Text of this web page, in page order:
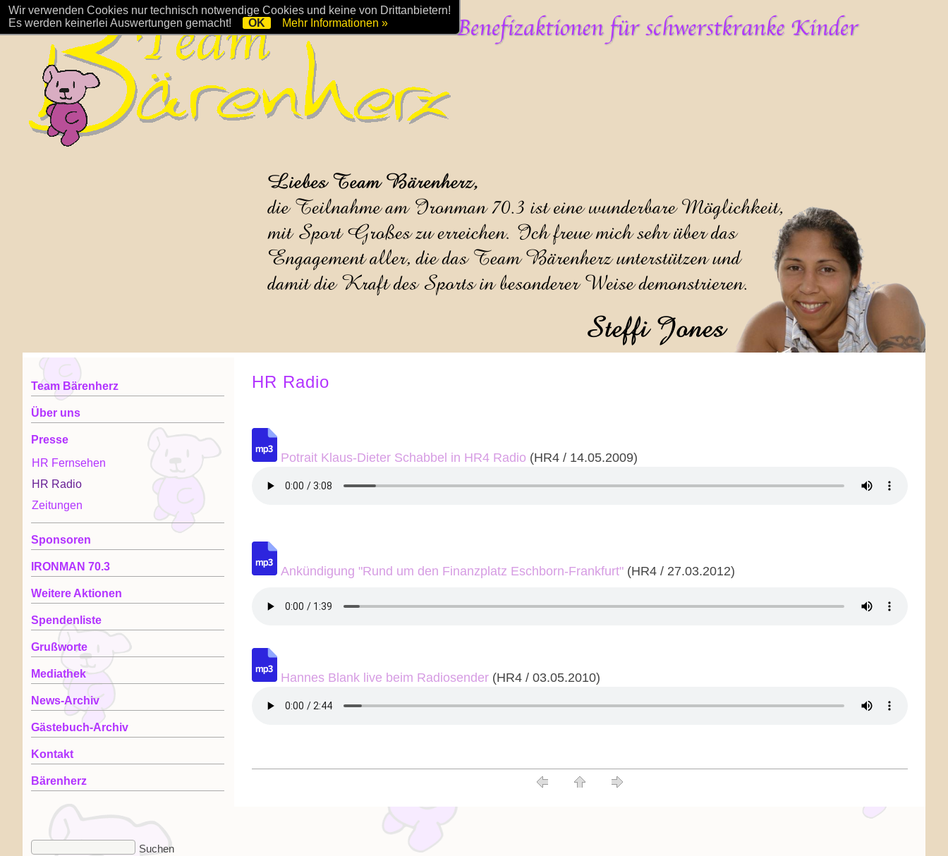
HR Radio
Potrait Klaus-Dieter Schabbel in HR4 Radio (HR4 / 14.05.2009)
Ankündigung "Rund um den Finanzplatz Eschborn-Frankfurt" (HR4 / 27.03.2012)
Hannes Blank live beim Radiosender (HR4 / 03.05.2010)
Team Bärenherz
Über uns
Presse
HR Fernsehen
HR Radio
Zeitungen
Sponsoren
IRONMAN 70.3
Weitere Aktionen
Spendenliste
Grußworte
Mediathek
News-Archiv
Gästebuch-Archiv
Kontakt
Bärenherz
Wir verwenden Cookies nur technisch notwendige Cookies und keine von Drittanbietern!
Es werden keinerlei Auswertungen gemacht!
OK Mehr Informationen »